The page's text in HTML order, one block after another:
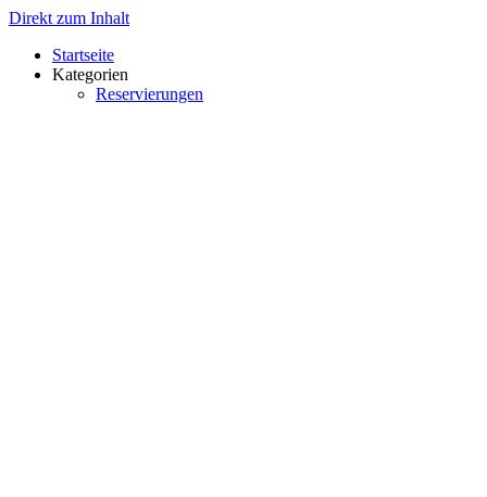
Direkt zum Inhalt
Startseite
Kategorien
Reservierungen